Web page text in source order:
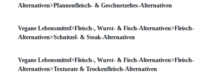
Alternativen>Pfannenfleisch- & Geschnetzeltes-Alternativen
Vegane Lebensmittel>Fleisch-, Wurst- & Fisch-Alternativen>Fleisch-
Alternativen>Schnitzel- & Steak-Alternativen
Vegane Lebensmittel>Fleisch-, Wurst- & Fisch-Alternativen>Fleisch-
Alternativen>Texturate & Trockenfleisch-Alternativen